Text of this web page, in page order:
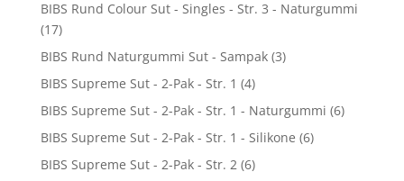
BIBS Rund Colour Sut - Singles - Str. 3 - Naturgummi
(17)
BIBS Rund Naturgummi Sut - Sampak (3)
BIBS Supreme Sut - 2-Pak - Str. 1 (4)
BIBS Supreme Sut - 2-Pak - Str. 1 - Naturgummi (6)
BIBS Supreme Sut - 2-Pak - Str. 1 - Silikone (6)
BIBS Supreme Sut - 2-Pak - Str. 2 (6)